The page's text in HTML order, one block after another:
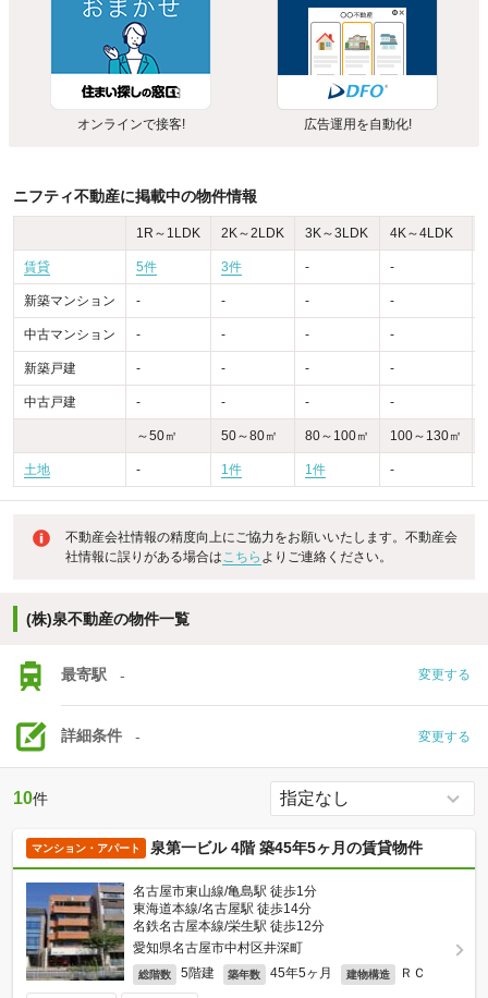
オンラインで接客! 広告運用を自動化!
ニフティ不動産に掲載中の物件情報
1R～1LDK 2K～2LDK 3K～3LDK 4K～4LDK
賃貸 5件 3件 - -
新築マンション - - - -
中古マンション - - - -
新築戸建 - - - -
中古戸建 - - - -
～50㎡ 50～80㎡ 80～100㎡ 100～130㎡
土地 - 1件 1件 -
不動産会社情報の精度向上にご協力をお願いいたします。不動産会
社情報に誤りがある場合はこちら よりご連絡ください。
(株)泉不動産の物件一覧
最寄駅 - 変更する
詳細条件 - 変更する
10件
マンション・アパート 泉第一ビル 4階 築45年5ヶ月の賃貸物件
名古屋市東山線/亀島駅 徒歩1分
東海道本線/名古屋駅 徒歩14分
名鉄名古屋本線/栄生駅 徒歩12分
愛知県名古屋市中村区井深町
総階数 5階建 築年数 45年5ヶ月 建物構造 ＲＣ